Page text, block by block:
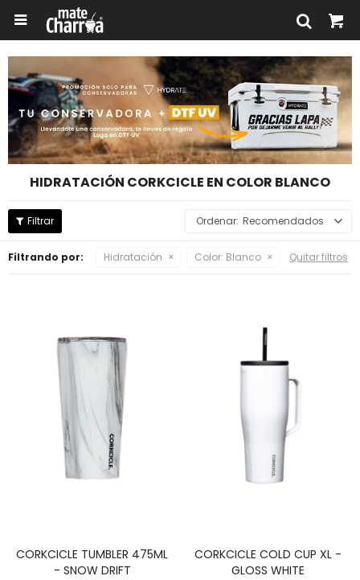

HIDRATACIÓN CORKCICLE EN COLOR BLANCO
Recomendados
Filtrando por: Hidratación Color: Blanco Quitar filtros
CORKCICLE TUMBLER 475ML
- SNOW DRIFT
CORKCICLE COLD CUP XL -
GLOSS WHITE